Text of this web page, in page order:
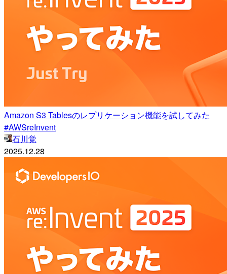
Amazon S3 Tablesのレプリケーション機能を試してみた
#AWSreInvent
石川覚
2025.12.28